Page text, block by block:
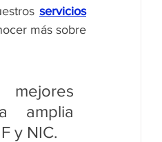
servicios
más sobre
y NIC.